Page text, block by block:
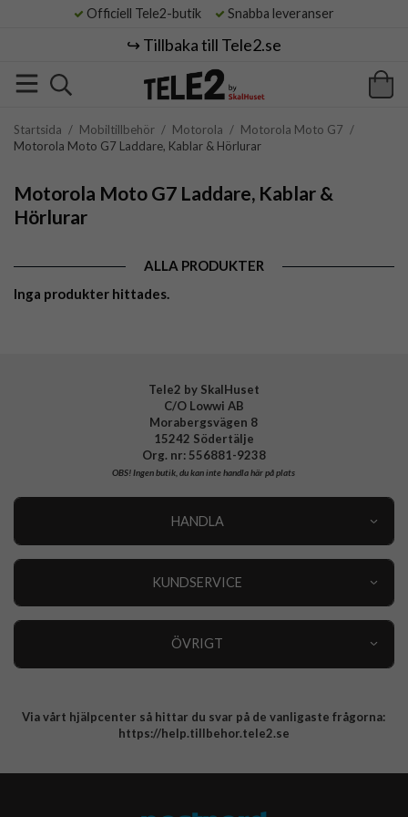
Officiell Tele2-butik Snabba leveranser
↪️ Tillbaka till Tele2.se
Startsida / Mobiltillbehör / Motorola / Motorola Moto G7 /
Motorola Moto G7 Laddare, Kablar & Hörlurar
Motorola Moto G7 Laddare, Kablar &
Hörlurar
ALLA PRODUKTER
Inga produkter hittades.
Tele2 by SkalHuset
C/O Lowwi AB
Morabergsvägen 8
15242 Södertälje
Org. nr: 556881-9238
OBS!Ingen butik, du kan inte handla här på plats
HANDLA
KUNDSERVICE
ÖVRIGT
Integritetspolicy
Via vårt hjälpcenter så hittar du svar på de vanligaste frågorna:
https://help.tillbehor.tele2.se